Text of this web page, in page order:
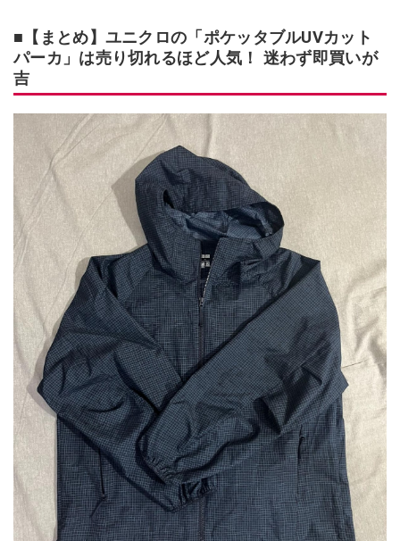
■【まとめ】ユニクロの「ポケッタブルUVカット
パーカ」は売り切れるほど人気！ 迷わず即買いが
吉